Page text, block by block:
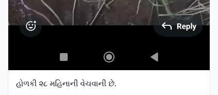
હોળકી ૨૮ મહિનાની વેચવાની છે.